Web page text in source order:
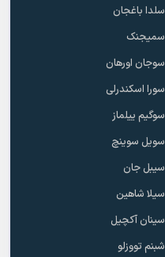
سلدا باغجان
سمیجنک
سوجان اورهان
سورا اسکندرلی
سوگیم ییلماز
سویل سوینچ
سیبل جان
سیلا شاهین
سینان آکچیل
شبنم تووزلو